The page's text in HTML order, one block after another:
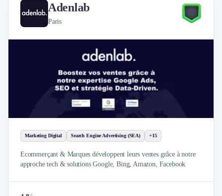
Adenlab
Paris
Marketing Digital Search Engine Advertising (SEA) +15
Ecommerçant & Marques développent leurs ventes grâce à notre
approche tech & solutions Google, Bing, Amazon, Facebook